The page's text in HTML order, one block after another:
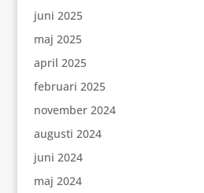
juni 2025
maj 2025
april 2025
februari 2025
november 2024
augusti 2024
juni 2024
maj 2024